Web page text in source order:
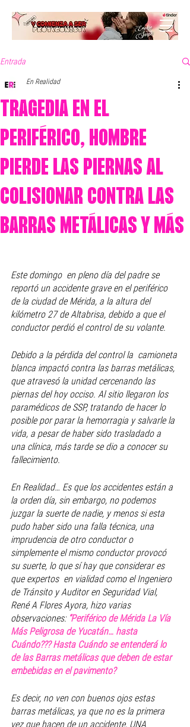
Entrada
TRAGEDIA EN EL
PERIFÉRICO, HOMBRE
PIERDE LAS PIERNAS AL
COLISIONAR CONTRA LAS
BARRAS METÁLICAS Y MÁS
En Realidad
Este domingo  en pleno día del padre se
reportó un accidente grave en el periférico
de la ciudad de Mérida, a la altura del
kilómetro 27 de Altabrisa, debido a que el
conductor perdió el control de su volante.
Debido a la pérdida del control la  camioneta
blanca impactó contra las barras metálicas,
que atravesó la unidad cercenando las
piernas del hoy occiso. Al sitio llegaron los
paramédicos de SSP, tratando de hacer lo
posible por parar la hemorragia y salvarle la
vida, a pesar de haber sido trasladado a
una clínica, más tarde se dio a conocer su
fallecimiento.
En Realidad… Es que los accidentes están a
la orden día, sin embargo, no podemos
juzgar la suerte de nadie, y menos si esta
pudo haber sido una falla técnica, una
imprudencia de otro conductor o
simplemente el mismo conductor provocó
su suerte, lo que sí hay que considerar es
que expertos  en vialidad como el Ingeniero
de Tránsito y Auditor en Seguridad Vial,
René A Flores Ayora, hizo varias
observaciones: “Periférico de Mérida La Vía
Más Peligrosa de Yucatán… hasta
Cuándo??? Hasta Cuándo se entenderá lo
de las Barras metálicas que deben de estar
embebidas en el pavimento?
Es decir, no ven con buenos ojos estas
barras metálicas, ya que no es la primera
vez que hacen de un accidente, UNA